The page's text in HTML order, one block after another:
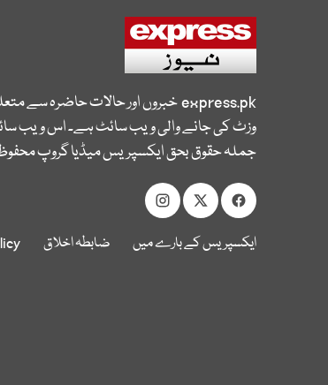
express.pkخبروں اور حالات حاضرہ سے
وزٹ کی جانے والی ویب سائٹ ہے۔ اس ویب
جملہ حقوق بحق ایکسپریس میڈیا گروپ
ایکسپریس کے بارے میں ضابطہ اخلاق